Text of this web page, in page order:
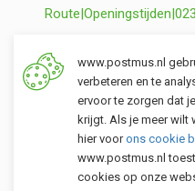
Klantenservice
Route|Openingstijden|
Opslag Valkenburg (ZH)
Torenvlietslaan 3
Vandaag open tot 17:00
Route|Openingstijden |
www.postmus.nl
verbeteren en te
ervoor te zorgen dat
krijgt. Als je meer wilt
hier voorons cookie
www.postmus.nl
cookies op onze